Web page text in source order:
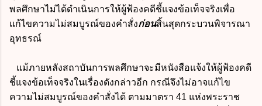
พลศึกษาไม่ได้ดำเนินการให้ผู้ฟ้องคดีชี้แจงข้อเท็จจริงเพื่อ
แก้ไขความไม่สมบูรณ์ของคำสั่งก่อนสิ้นสุดกระบวนพิจารณา
อุทธรณ์
แม้ภายหลังสถาบันการพลศึกษาจะมีหนังสือแจ้งให้ผู้ฟ้องคดี
ชี้แจงข้อเท็จจริงในเรื่องดังกล่าวอีก กรณีจึงไม่อาจแก้ไข
ความไม่สมบูรณ์ของคำสั่งได้ ตามมาตรา 41 แห่งพระราช